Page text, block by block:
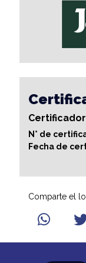
N° de
Fecha de
Comparte el